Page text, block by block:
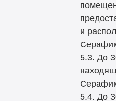
и
5.3. До
5.4. До